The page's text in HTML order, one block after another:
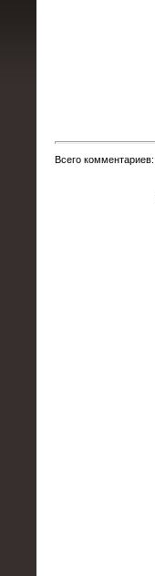
Всего комментариев: